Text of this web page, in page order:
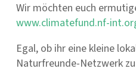
Wir möchten euch
www.climatefund.nf-
Egal, ob ihr eine kleine
Naturfreunde-Netzwerk